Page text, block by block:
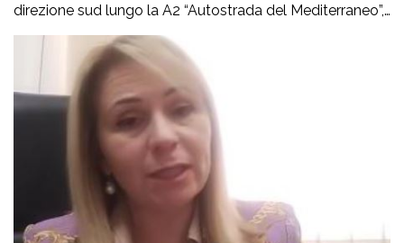
direzione sud lungo la A2 “Autostrada del Mediterraneo”,
nel tratto compreso tra gli svincoli di Altilia Grimaldi (CS)
e San Mango D’Aquino (CZ). Sul posto è intervenuto il
personale Anas, il 118 e il soccorso meccanico […]